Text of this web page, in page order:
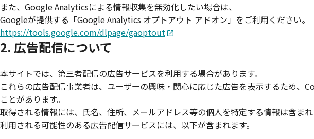
また、Google Analyticsによる情報収集を無効化したい場合は、
Googleが提供する「Google Analytics オプトアウト アドオン」をご利用ください。
https://tools.google.com/dlpage/gaoptout
2. 広告配信について
本サイトでは、第三者配信の広告サービスを利用する場合があります。
これらの広告配信事業者は、ユーザーの興味・関心に応じた広告を表示するため、
ことがあります。
取得される情報には、氏名、住所、メールアドレス等の個人を特定する情報は含まれ
利用される可能性のある広告配信サービスには、以下が含まれます。